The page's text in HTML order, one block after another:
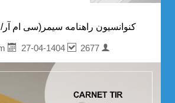
کنوانسیون راهنامه سیمر(سی ام آر/ CMR)چیست ؟
yashar jam
27-04-1404 2677